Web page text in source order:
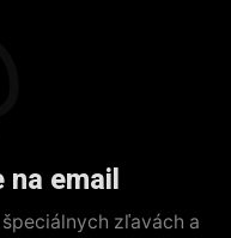
na email
zľavách a